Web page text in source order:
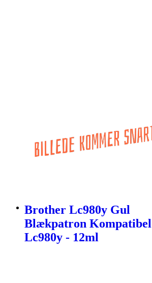
Brother Lc980y Gul
Blækpatron Kompatibel
Lc980y - 12ml